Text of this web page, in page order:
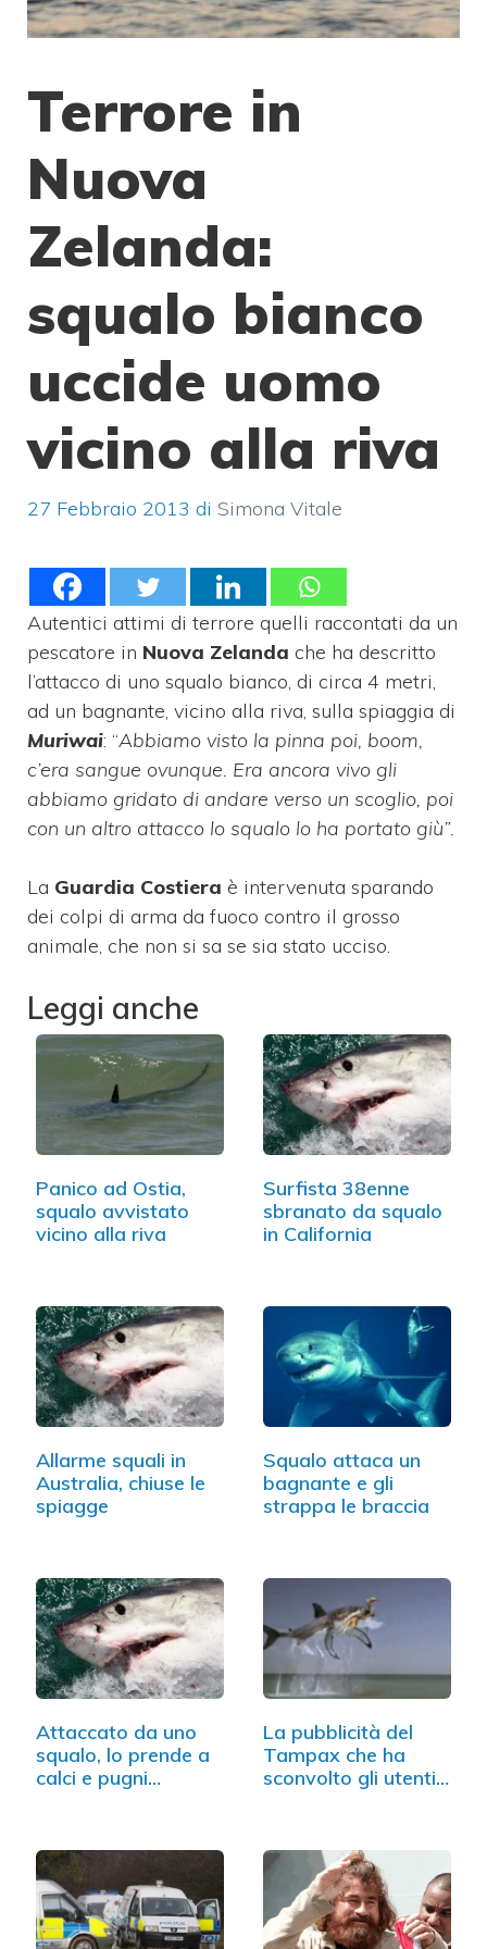
Terrore in
Nuova
Zelanda:
squalo bianco
uccide uomo
vicino alla riva
27 Febbraio 2013 di Simona Vitale
Autentici attimi di terrore quelli raccontati da un
pescatore in Nuova Zelanda che ha descritto
l’attacco di uno squalo bianco, di circa 4 metri,
ad un bagnante, vicino alla riva, sulla spiaggia di
Muriwai: “Abbiamo visto la pinna poi, boom,
c’era sangue ovunque. Era ancora vivo gli
abbiamo gridato di andare verso un scoglio, poi
con un altro attacco lo squalo lo ha portato giù”.
La Guardia Costiera è intervenuta sparando
dei colpi di arma da fuoco contro il grosso
animale, che non si sa se sia stato ucciso.
Leggi anche
Panico ad Ostia,
squalo avvistato
vicino alla riva
Surfista 38enne
sbranato da squalo
in California
Allarme squali in
Australia, chiuse le
spiagge
Squalo attaca un
bagnante e gli
strappa le braccia
Attaccato da uno
squalo, lo prende a
calci e pugni…
La pubblicità del
Tampax che ha
sconvolto gli utenti…